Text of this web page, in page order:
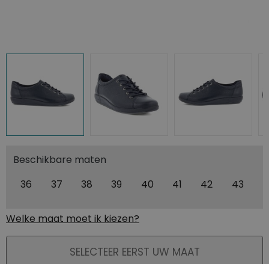
Beschikbare maten
36
37 38 39 40 41 42 43
Welke maat moet ik kiezen?
PLAATS IN WINKELMAND
SELECTEER EERST UW MAAT